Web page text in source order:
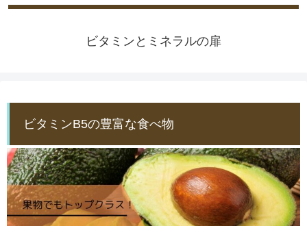
ビタミンとミネラルの扉
ビタミンB5の豊富な食べ物